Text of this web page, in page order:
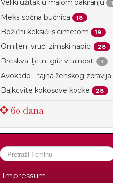
Veliki užitak u malom pakiranju 1
Meka sočna bućnica 18
Božićni keksići s cimetom 19
Omiljeni vrući zimski napici 28
Breskva: ljetni griz vitalnosti 1
Avokado - tajna ženskog zdravlja
Bajkovite kokosove kocke 28
60 dana
Impressum